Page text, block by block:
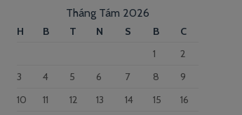
Tháng Tám 2026
H B T N S B
C
1
2
3
4 5 6 7 8
9
10
11 12 13 14 15
16